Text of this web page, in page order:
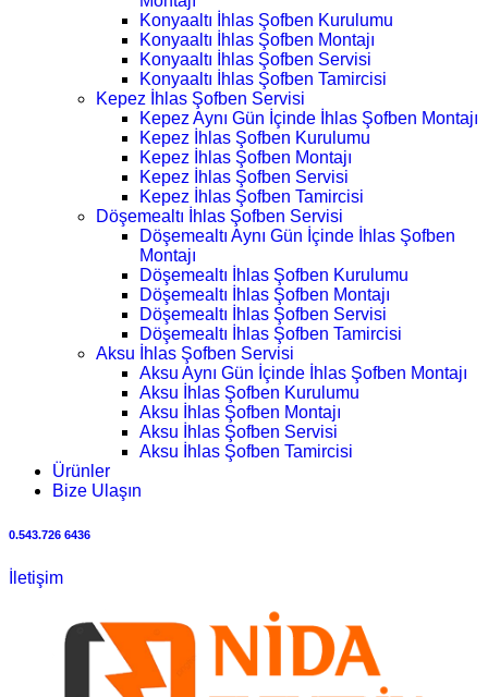
Konyaaltı İhlas Şofben Kurulumu
Konyaaltı İhlas Şofben Montajı
Konyaaltı İhlas Şofben Servisi
Konyaaltı İhlas Şofben Tamircisi
Kepez İhlas Şofben Servisi
Kepez Aynı Gün İçinde İhlas Şofben Montajı
Kepez İhlas Şofben Kurulumu
Kepez İhlas Şofben Montajı
Kepez İhlas Şofben Servisi
Kepez İhlas Şofben Tamircisi
Döşemealtı İhlas Şofben Servisi
Döşemealtı Aynı Gün İçinde İhlas Şofben
Montajı
Döşemealtı İhlas Şofben Kurulumu
Döşemealtı İhlas Şofben Montajı
Döşemealtı İhlas Şofben Servisi
Döşemealtı İhlas Şofben Tamircisi
Aksu İhlas Şofben Servisi
Aksu Aynı Gün İçinde İhlas Şofben Montajı
Aksu İhlas Şofben Kurulumu
Aksu İhlas Şofben Montajı
Aksu İhlas Şofben Servisi
Aksu İhlas Şofben Tamircisi
Ürünler
Bize Ulaşın
0.543.726 6436
İletişim